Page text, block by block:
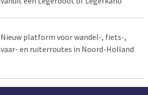
Nieuw platform voor wandel-, fiets-,
vaar- en ruiterroutes in Noord-Holland